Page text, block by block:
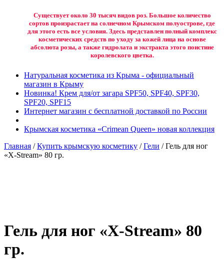
Существует около 30 тысяч видов роз. Большое количество
сортов произрастает на солнечном Крымском полуострове, где
для этого есть все условия. Здесь представлен полный комплекс
косметических средств по уходу за кожей лица на основе
абсолюта розы, а также гидролата и экстракта этого поистине
королевского цветка.
Натуральная косметика из Крыма - официальный
магазин в Крыму
Новинка! Крем для/от загара SPF50, SPF40, SPF30,
SPF20, SPF15
Интернет магазин с бесплатной доставкой по России
Крымская косметика «Crimean Queen» новая коллекция
Главная /Купить крымскую косметику /Гели / Гель для ног
«X-Stream» 80 гр.
Гель для ног «X-Stream» 80
гр.